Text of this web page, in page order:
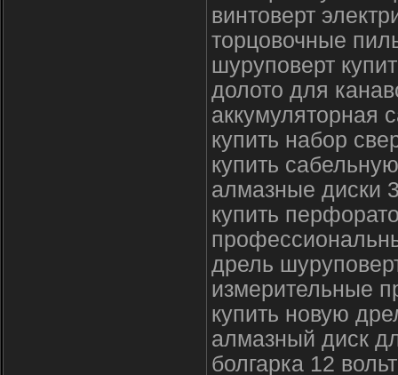
винтоверт
торцовочные
шуруповерт
долото для
аккумуляторная
купить набор
купить
алмазные диски
купить
дрель
измерительные
купить новую
алмазный диск
болгарка 12